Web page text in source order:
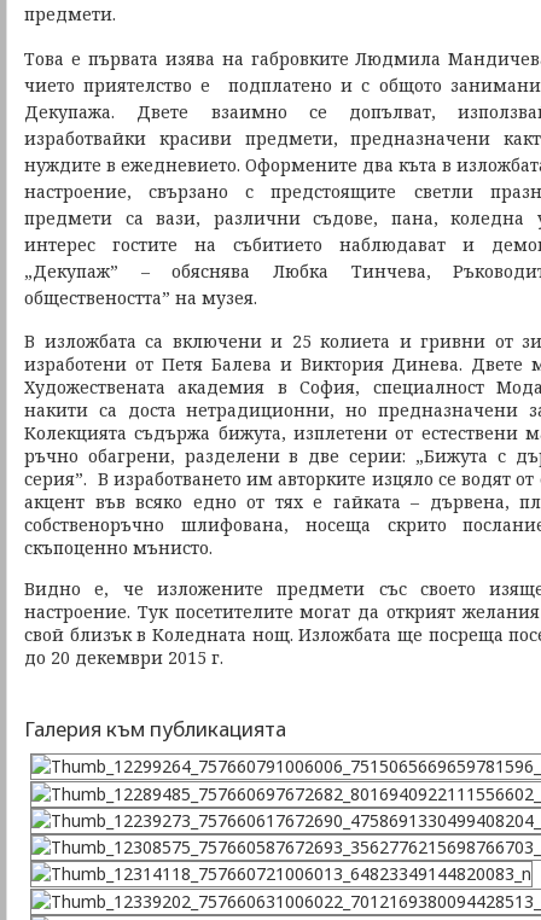
предмети.
Това е първата изява на габровките Людмила
чието приятелство е подплатено и с общото
Декупажа. Двете взаимно се допълват,
изработвайки красиви предмети, предназначени
нуждите в ежедневието. Оформените два къта в
настроение, свързано с предстоящите светли
предмети са вази, различни съдове, пана, коледна
интерес гостите на събитието наблюдават и
„Декупаж” – обяснява Любка Тинчева,
обществеността” на музея.
В изложбата са включени и 25 колиета и гривни от
изработени от Петя Балева и Виктория Динева. Двете
Художествената академия в София, специалност
накити са доста нетрадиционни, но предназначени
Колекцията съдържа бижута, изплетени от естествени
ръчно обагрени, разделени в две серии: „Бижута с
серия”. В изработването им авторките изцяло се водят
акцент във всяко едно от тях е гайката – дървена,
собственоръчно шлифована, носеща скрито
скъпоценно мънисто.
Видно е, че изложените предмети със своето
настроение. Тук посетителите могат да открият
свой близък в Коледната нощ. Изложбата ще посреща
до 20 декември 2015 г.
Галерия към публикацията